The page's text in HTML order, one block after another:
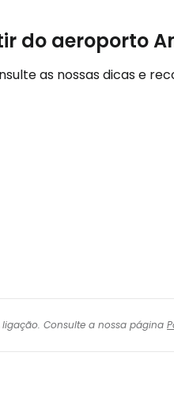
do aeroporto
as nossas dicas e
Consulte a nossa página